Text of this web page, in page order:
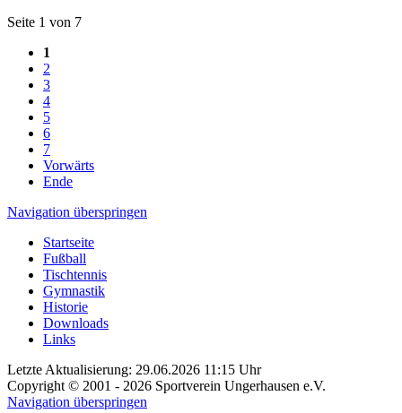
Seite 1 von 7
1
2
3
4
5
6
7
Vorwärts
Ende
Navigation überspringen
Startseite
Fußball
Tischtennis
Gymnastik
Historie
Downloads
Links
Letzte Aktualisierung: 29.06.2026 11:15 Uhr
Copyright © 2001 - 2026 Sportverein Ungerhausen e.V.
Navigation überspringen